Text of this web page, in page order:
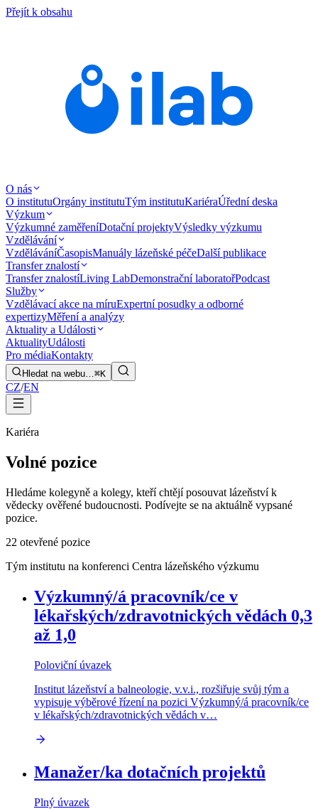
Přejít k obsahu
O nás
O institutuOrgány institutuTým institutuKariéraÚřední deska
Výzkum
Výzkumné zaměřeníDotační projektyVýsledky výzkumu
Vzdělávání
VzděláváníČasopisManuály lázeňské péčeDalší publikace
Transfer znalostí
Transfer znalostíLiving LabDemonstrační laboratořPodcast
Služby
Vzdělávací akce na míruExpertní posudky a odborné
expertizyMěření a analýzy
Aktuality a Události
AktualityUdálosti
Pro médiaKontakty
Hledat na webu…⌘K
CZ/EN
Kariéra
Volné pozice
Hledáme kolegyně a kolegy, kteří chtějí posouvat lázeňství k
vědecky ověřené budoucnosti. Podívejte se na aktuálně vypsané
pozice.
22 otevřené pozice
Tým institutu na konferenci Centra lázeňského výzkumu
Výzkumný/á pracovník/ce v
lékařských/zdravotnických vědách 0,3
až 1,0
Poloviční úvazek
Institut lázeňství a balneologie, v.v.i., rozšiřuje svůj tým a
vypisuje výběrové řízení na pozici Výzkumný/á pracovník/ce
v lékařských/zdravotnických vědách v…
Manažer/ka dotačních projektů
Plný úvazek